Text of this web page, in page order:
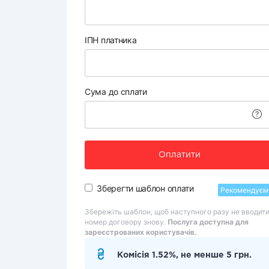
ІПН платника
Сума до сплати
Оплатити
Зберегти шаблон оплати
Збережіть шаблон, щоб наступного разу не вводити
номер договору знову. Послуга доступна для
зареєстрованих користувачів.
Комісія 1.52%, не менше 5 грн.